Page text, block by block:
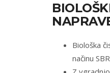
Biološka
načinu